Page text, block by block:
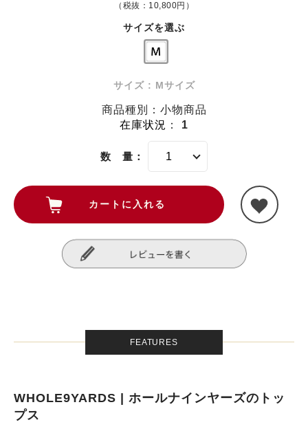
（税抜：10,800円）
サイズを選ぶ
サイズ : Mサイズ
商品種別：小物商品
在庫状況 ： 1
数 量：
FEATURES
WHOLE9YARDS | ホールナインヤーズのトッ
プス